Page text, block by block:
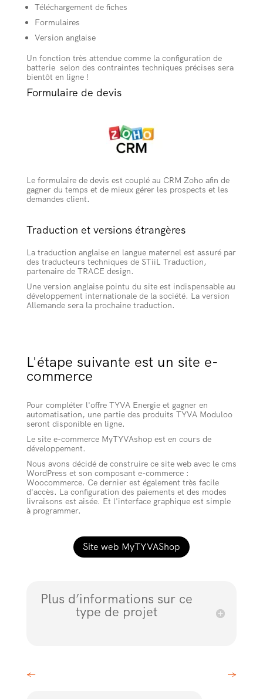
Téléchargement de fiches
Formulaires
Version anglaise
Un fonction très attendue comme la configuration de
batterie selon des contraintes techniques précises sera
bientôt en ligne !
Formulaire de devis
Le formulaire de devis est couplé au CRM Zoho afin de
gagner du temps et de mieux gérer les prospects et les
demandes client.
Traduction et versions étrangères
La traduction anglaise en langue maternel est assuré par
des traducteurs techniques de STiiL Traduction,
partenaire de TRACE design.
Une version anglaise pointu du site est indispensable au
développement internationale de la société. La version
Allemande sera la prochaine traduction.
L'étape suivante est un site e-
commerce
Pour compléter l'offre TYVA Energie et gagner en
automatisation, une partie des produits TYVA Moduloo
seront disponible en ligne.
Le site e-commerce MyTYVAshop est en cours de
développement.
Nous avons décidé de construire ce site web avec le cms
WordPress et son composant e-commerce :
Woocommerce. Ce dernier est également très facile
d'accès. La configuration des paiements et des modes
livraisons est aisée. Et l'interface graphique est simple
à programmer.
Site web MyTYVAShop
Plus d’informations sur ce
type de projet
← →